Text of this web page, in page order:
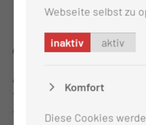
Anmeldungen bitte an:
Ambulante
Thiemstr. 111, 03048 Cottbus
Tel.: 0355-46 1995
Webseite selbst zu
inaktiv aktiv
Komfort
Diese Cookies